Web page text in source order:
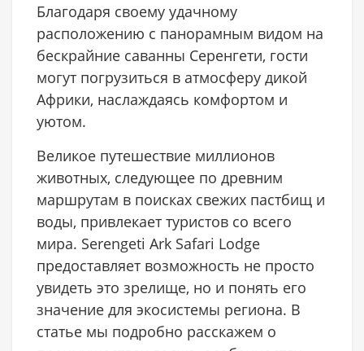
Благодаря своему удачному
расположению с панорамным видом на
бескрайние саванны Серенгети, гости
могут погрузиться в атмосферу дикой
Африки, наслаждаясь комфортом и
уютом.
Великое путешествие миллионов
животных, следующее по древним
маршрутам в поисках свежих пастбищ и
воды, привлекает туристов со всего
мира. Serengeti Ark Safari Lodge
предоставляет возможность не просто
увидеть это зрелище, но и понять его
значение для экосистемы региона. В
статье мы подробно расскажем о